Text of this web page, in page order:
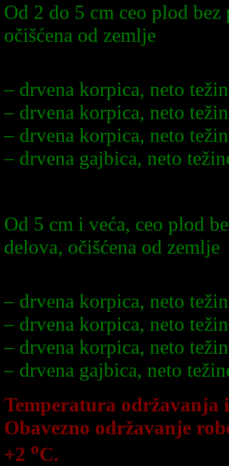
Od 2 do 5 cm ceo plod
očišćena od zemlje
– drvena korpica, neto
– drvena korpica, neto
– drvena korpica, neto
– drvena gajbica, neto
Od 5 cm i veća, ceo plod
delova, očišćena od zemlje
– drvena korpica, neto
– drvena korpica, neto
– drvena korpica, neto
– drvena gajbica, neto
Temperatura
Obavezno održavanje
+2 oC.